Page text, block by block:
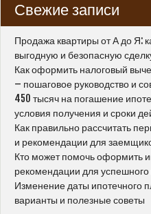
Свежие записи
Продажа квартиры от А до Я:
выгодную и безопасную
Как оформить налоговый
– пошаговое руководство и
450 тысяч на погашение
условия получения и сроки
Как правильно рассчитать
и рекомендации для
Кто может помочь оформить
рекомендации для успешного
Изменение даты ипотечного
варианты и полезные советы